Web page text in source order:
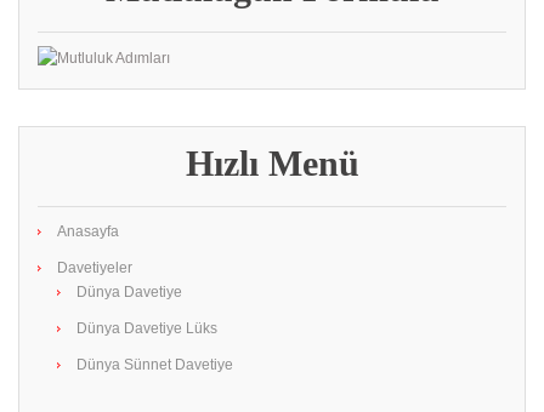
Hızlı Menü
Anasayfa
Davetiyeler
Dünya Davetiye
Dünya Davetiye Lüks
Dünya Sünnet Davetiye